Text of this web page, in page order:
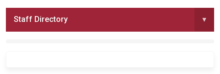
Staff Directory ▾